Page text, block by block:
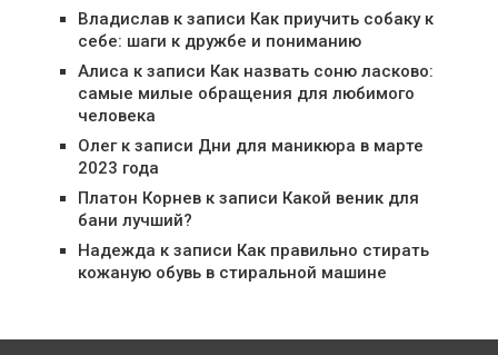
Владиславк записи Как приучить собаку к
себе: шаги к дружбе и пониманию
Алиса к записи Как назвать соню ласково:
самые милые обращения для любимого
человека
Олегк записи Дни для маникюра в марте
2023 года
Платон Корневк записи Какой веник для
бани лучший?
Надежда к записи Как правильно стирать
кожаную обувь в стиральной машине